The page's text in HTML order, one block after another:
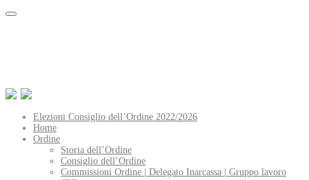
Elezioni Consiglio dell’Ordine 2022/2026
Home
Ordine
Storia dell’Ordine
Consiglio dell’Ordine
Commissioni Ordine | Delegato Inarcassa | Gruppo lavoro